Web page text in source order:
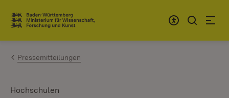
Zum Inhalt springen
Link zur Startseite
Pressemitteilungen
Hochschulen